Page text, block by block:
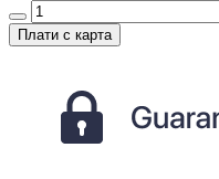
Плати с карта